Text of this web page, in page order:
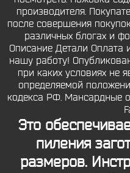
производителя.
после совершения
различных блогах и
Описание Детали Оплата
нашу работу!
при каких условиях не
определяемой
кодекса РФ. Мансардные
Это
пиления
размеров.